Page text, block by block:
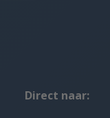
Direct naar: